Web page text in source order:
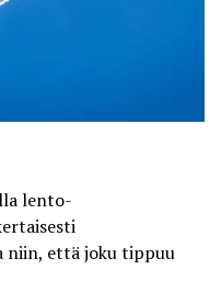
lento-
niin, että joku tippuu